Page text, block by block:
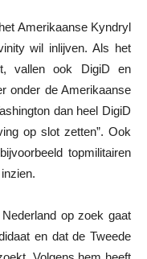
Amerikaanse Kyndryl
wil inlijven. Als het
vallen ook DigiD en
onder de Amerikaanse
dan heel DigiD
op slot zetten”. Ook
topmilitairen
op zoek gaat
en dat de Tweede